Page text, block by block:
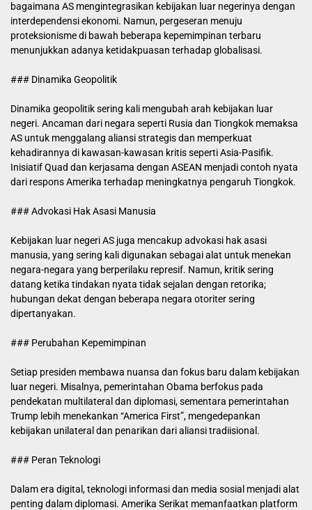
bagaimana AS mengintegrasikan kebijakan luar negerinya dengan
interdependensi ekonomi. Namun, pergeseran menuju
proteksionisme di bawah beberapa kepemimpinan terbaru
menunjukkan adanya ketidakpuasan terhadap globalisasi.
### Dinamika Geopolitik
Dinamika geopolitik sering kali mengubah arah kebijakan luar
negeri. Ancaman dari negara seperti Rusia dan Tiongkok memaksa
AS untuk menggalang aliansi strategis dan memperkuat
kehadirannya di kawasan-kawasan kritis seperti Asia-Pasifik.
Inisiatif Quad dan kerjasama dengan ASEAN menjadi contoh nyata
dari respons Amerika terhadap meningkatnya pengaruh Tiongkok.
### Advokasi Hak Asasi Manusia
Kebijakan luar negeri AS juga mencakup advokasi hak asasi
manusia, yang sering kali digunakan sebagai alat untuk menekan
negara-negara yang berperilaku represif. Namun, kritik sering
datang ketika tindakan nyata tidak sejalan dengan retorika;
hubungan dekat dengan beberapa negara otoriter sering
dipertanyakan.
### Perubahan Kepemimpinan
Setiap presiden membawa nuansa dan fokus baru dalam kebijakan
luar negeri. Misalnya, pemerintahan Obama berfokus pada
pendekatan multilateral dan diplomasi, sementara pemerintahan
Trump lebih menekankan “America First”, mengedepankan
kebijakan unilateral dan penarikan dari aliansi tradiisional.
### Peran Teknologi
Dalam era digital, teknologi informasi dan media sosial menjadi alat
penting dalam diplomasi. Amerika Serikat memanfaatkan platform